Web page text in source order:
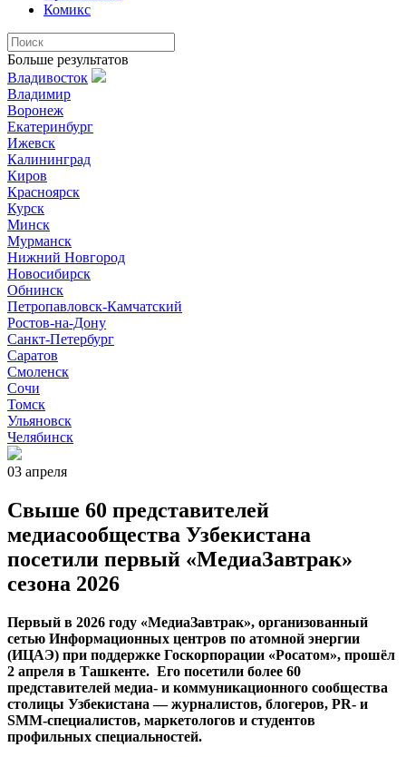
Комикс
Больше результатов
Владивосток
Владимир
Воронеж
Екатеринбург
Ижевск
Калининград
Киров
Красноярск
Курск
Минск
Мурманск
Нижний Новгород
Новосибирск
Обнинск
Петропавловск-Камчатский
Ростов-на-Дону
Санкт-Петербург
Саратов
Смоленск
Сочи
Томск
Ульяновск
Челябинск
03 апреля
Свыше 60 представителей
медиасообщества Узбекистана
посетили первый «МедиаЗавтрак»
сезона 2026
Первый в 2026 году «МедиаЗавтрак», организованный
сетью Информационных центров по атомной энергии
(ИЦАЭ) при поддержке Госкорпорации «Росатом», прошёл
2 апреля в Ташкенте. Его посетили более 60
представителей медиа- и коммуникационного сообщества
столицы Узбекистана — журналистов, блогеров, PR- и
SMM-специалистов, маркетологов и студентов
профильных специальностей.